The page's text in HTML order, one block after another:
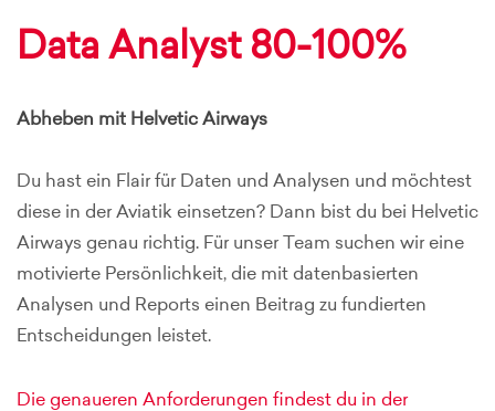
Data Analyst 80-100%
Abheben mit Helvetic Airways
Du hast ein Flair für Daten und Analysen und möchtest
diese in der Aviatik einsetzen? Dann bist du bei Helvetic
Airways genau richtig. Für unser Team suchen wir eine
motivierte Persönlichkeit, die mit datenbasierten
Analysen und Reports einen Beitrag zu fundierten
Entscheidungen leistet.
Die genaueren Anforderungen findest du in der